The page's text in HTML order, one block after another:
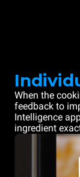
When the
feedback to
Intelligence
ingredient